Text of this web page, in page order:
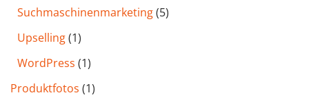
Such­maschinen­marketing(5)
Upselling(1)
WordPress (1)
Produktfotos (1)